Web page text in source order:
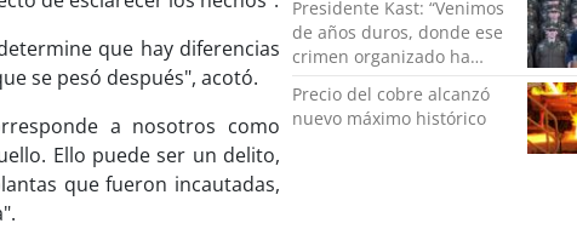
que hay diferencias
se pesó después", acotó.
a nosotros como
Ello puede ser un delito,
que fueron incautadas,
Presidente Kast: “Venimos
de años duros, donde ese
crimen organizado ha
ocupado un lugar que no
le corresponde”
Precio del cobre alcanzó
nuevo máximo histórico